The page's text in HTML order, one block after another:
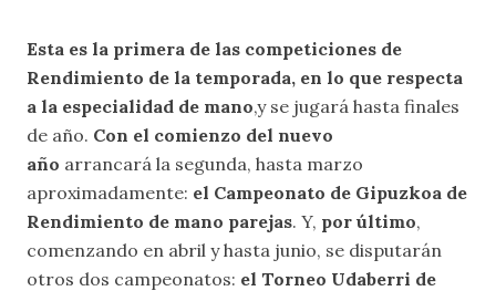
Esta es la primera de las competiciones de
Rendimiento de la temporada, en lo que respecta
a la especialidad de mano,y se jugará hasta finales
de año. Con el comienzo del nuevo
año arrancará la segunda, hasta marzo
aproximadamente: el Campeonato de Gipuzkoa de
Rendimiento de mano parejas. Y, por último,
comenzando en abril y hasta junio, se disputarán
otros dos campeonatos: el Torneo Udaberri de